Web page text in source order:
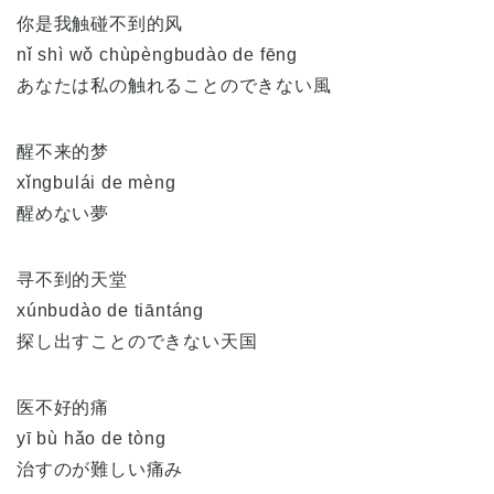
你是我触碰不到的风
nǐ shì wǒ chùpèngbudào de fēng
あなたは私の触れることのできない風
醒不来的梦
xǐngbulái de mèng
醒めない夢
寻不到的天堂
xúnbudào de tiāntáng
探し出すことのできない天国
医不好的痛
yī bù hǎo de tòng
治すのが難しい痛み